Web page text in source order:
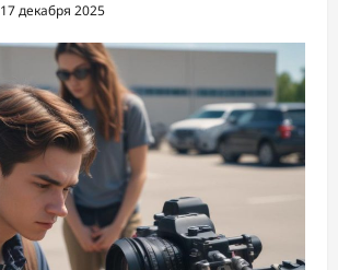
17 декабря 2025